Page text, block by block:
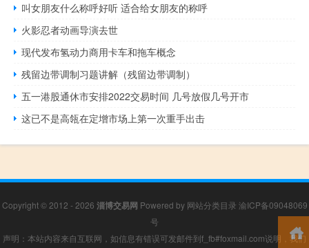
叫女朋友什么称呼好听 适合给女朋友的称呼
火影忍者动画导演去世
现代发布氢动力商用卡车和拖车概念
残留边带调制习题讲解（残留边带调制）
五一港股通休市安排2022交易时间 几号放假几号开市
这已不是高瓴在定增市场上第一次重手出击
Copyright © 2012 - 2026 淄博交易网 Powered by 网站分类目录 渝ICP备09048069
号
声明：本站内容来自互联网，如信息有错误可发邮件到f_fb#foxmail.com说明，我们